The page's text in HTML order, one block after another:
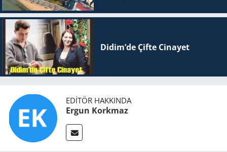
Didim’de Çifte Ci­na­yet
EDITÖR HAKKINDA
Ergun Korkmaz